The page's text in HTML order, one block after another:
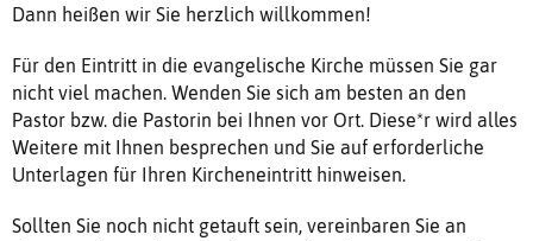
Dann heißen wir Sie herzlich willkommen!
Für den Eintritt in die evangelische Kirche müssen Sie gar
nicht viel machen. Wenden Sie sich am besten an den
Pastor bzw. die Pastorin bei Ihnen vor Ort. Diese*r wird alles
Weitere mit Ihnen besprechen und Sie auf erforderliche
Unterlagen für Ihren Kircheneintritt hinweisen.
Sollten Sie noch nicht getauft sein, vereinbaren Sie an